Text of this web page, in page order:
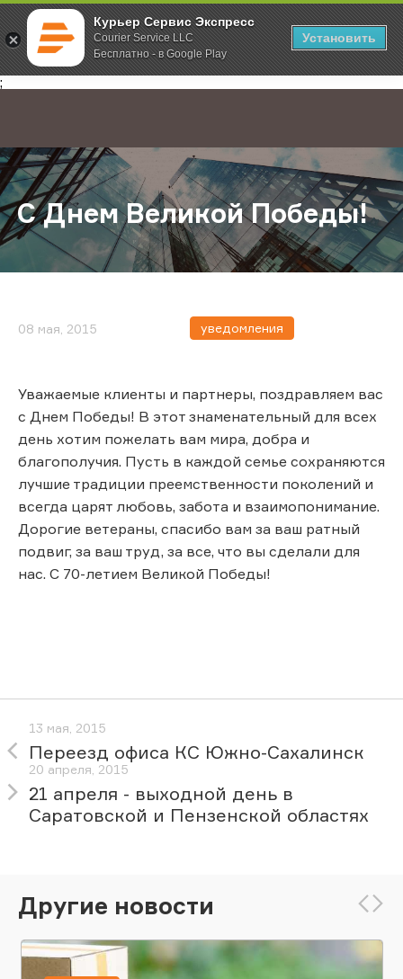
Курьер Сервис Экспресс
Courier Service LLC
Бесплатно - в Google Play
Установить
;
Главная О компании Новости С Днем Великой Победы!
С Днем Великой Победы!
08 мая, 2015 уведомления
Уважаемые клиенты и партнеры, поздравляем вас
с Днем Победы! В этот знаменательный для всех
день хотим пожелать вам мира, добра и
благополучия. Пусть в каждой семье сохраняются
лучшие традиции преемственности поколений и
всегда царят любовь, забота и взаимопонимание.
Дорогие ветераны, спасибо вам за ваш ратный
подвиг, за ваш труд, за все, что вы сделали для
нас. С 70-летием Великой Победы!
13 мая, 2015
Переезд офиса КС Южно-Сахалинск
20 апреля, 2015
21 апреля - выходной день в
Саратовской и Пензенской областях
Другие новости